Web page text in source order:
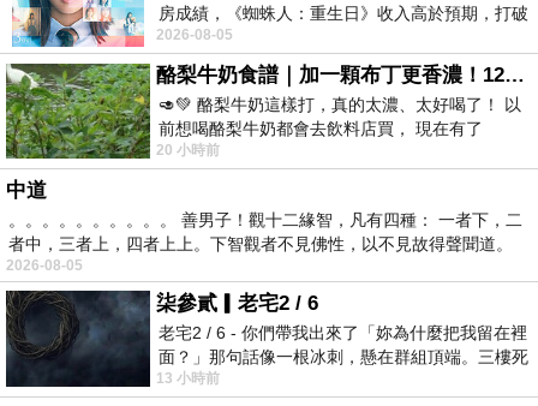
內含精選的6-8種零食，擁有至少來自3個國家的
零食，
適合單人獨享或邀請親朋好友嘗鮮均適宜，
不出門也能吃遍全世界。
台灣首創的零食訂閱服務「歪國零食嘴」，
房成績，《蜘蛛人：重生日》收入高於預期，打破
《復仇者聯盟：終局之戰》記錄，成為
2026-08-05
酪梨牛奶食譜｜加一顆布丁更香濃！120秒完成飲料店級酪梨奶昔｜imami 旗艦豆漿機
🥑💚 酪梨牛奶這樣打，真的太濃、太好喝了！ 以
前想喝酪梨牛奶都會去飲料店買， 現在有了
imami 健康煮藝｜旗艦破壁智慧養生豆漿機，
20 小時前
中道
。。。。。。。。。。 善男子！觀十二緣智，凡有四種： 一者下，二
者中，三者上，四者上上。下智觀者不見佛性，以不見故得聲聞道。
2026-08-05
柒參貳▎老宅2 / 6
老宅2 / 6 - 你們帶我出來了「妳為什麼把我留在裡
面？」那句話像一根冰刺，懸在群組頂端。三樓死
死盯著照片裡的人。那個人確實站在
13 小時前